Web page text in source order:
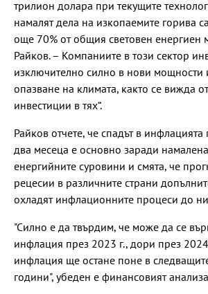
трилион долара при текущите
намалят дела на изкопаемите горива
още 70% от общия световен енергиен
Райков. – Компаниите в този сектор
изключително силно в нови мощности
опазване на климата, както се вижда
инвестиции в тях“.
Райков отчете, че спадът в
два месеца е основно заради
енергийните суровини и смята, че
рецесии в различните страни
охладят инфлационните процеси до
"Силно е да твърдим, че може да се
инфлация през 2023 г., дори през
инфлация ще остане поне в
години", убеден е финансовият